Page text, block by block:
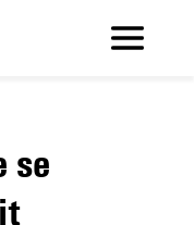
pochopit
se